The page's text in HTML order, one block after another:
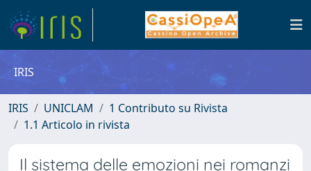
IRIS
IRIS UNICLAM
1 Contributo su Rivista
1.1 Articolo in rivista
Il sistema delle emozioni nei romanzi